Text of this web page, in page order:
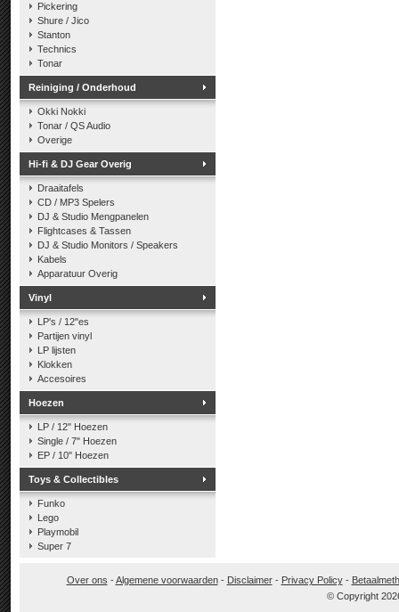
Pickering
Shure / Jico
Stanton
Technics
Tonar
Reiniging / Onderhoud
Okki Nokki
Tonar / QS Audio
Overige
Hi-fi & DJ Gear Overig
Draaitafels
CD / MP3 Spelers
DJ & Studio Mengpanelen
Flightcases & Tassen
DJ & Studio Monitors / Speakers
Kabels
Apparatuur Overig
Vinyl
LP's / 12"es
Partijen vinyl
LP lijsten
Klokken
Accesoires
Hoezen
LP / 12" Hoezen
Single / 7" Hoezen
EP / 10" Hoezen
Toys & Collectibles
Funko
Lego
Playmobil
Super 7
Over ons -Algemene voorwaarden- Disclaimer- Privacy Policy-
© Copyright